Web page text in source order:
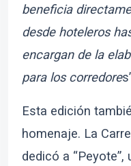
beneficia
desde hoteleros
encargan de la
para los corredore
Esta edición
homenaje. La
dedicó a